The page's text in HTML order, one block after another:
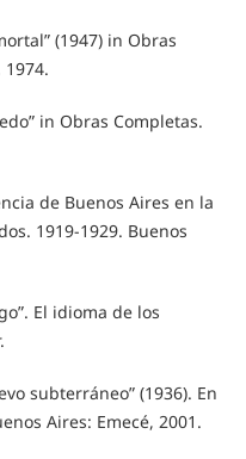
(1947) in Obras
1974.
in Obras Completas.
de Buenos Aires en la
1919-1929. Buenos
El idioma de los
subterráneo” (1936). En
Aires: Emecé, 2001.